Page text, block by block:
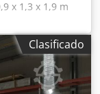
x 1,3 x 1,9 m
plástico
de base
Contenedor de
x Al: 680mm -
de
Clasificado